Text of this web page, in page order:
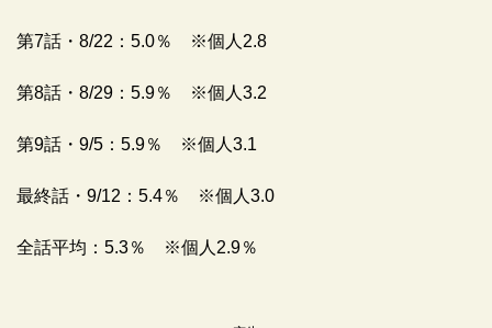
第7話・8/22：5.0％ ※個人2.8
第8話・8/29：5.9％ ※個人3.2
第9話・9/5：5.9％ ※個人3.1
最終話・9/12：5.4％ ※個人3.0
全話平均：5.3％ ※個人2.9％